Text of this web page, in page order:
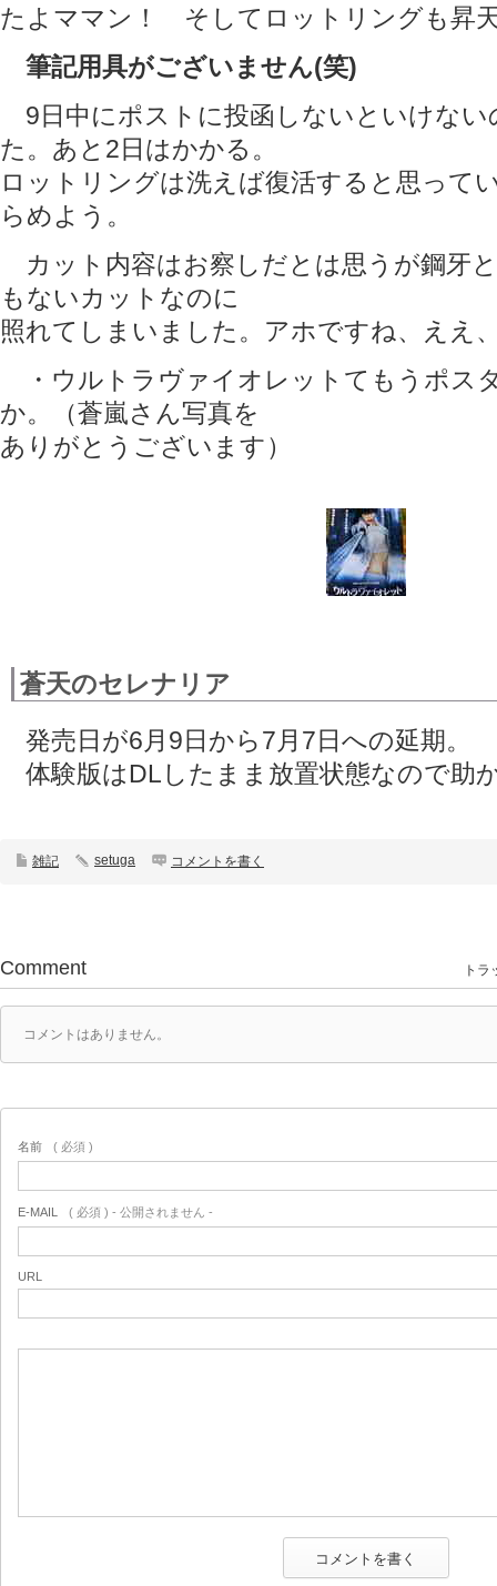
たよママン！ そしてロットリングも昇
筆記用具がございません(笑)
9日中にポストに投函しないといけない
た。あと2日はかかる。
ロットリングは洗えば復活すると思っ
らめよう。
カット内容はお察しだとは思うが鋼牙
もないカットなのに
照れてしまいました。アホですね、ええ
・ウルトラヴァイオレットてもうポス
か。（蒼嵐さん写真を
ありがとうございます）
蒼天のセレナリア
発売日が6月9日から7月7日への延期。
体験版はDLしたまま放置状態なので助
雑記 setuga コメントを書く
Comment トラ
コメントはありません。
名前 ( 必須 )
E-MAIL ( 必須 ) - 公開されません -
URL